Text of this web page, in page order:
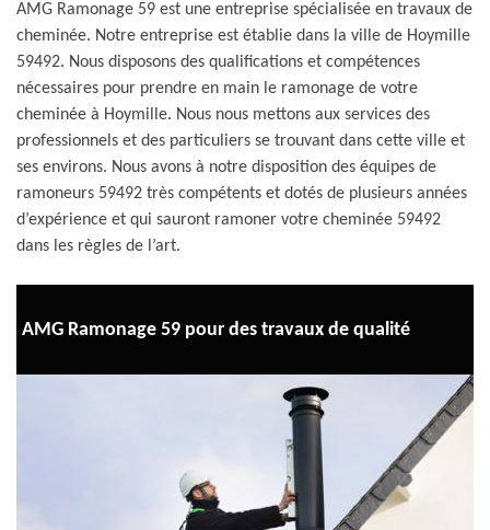
AMG Ramonage 59 est une entreprise spécialisée en travaux de
cheminée. Notre entreprise est établie dans la ville de Hoymille
59492. Nous disposons des qualifications et compétences
nécessaires pour prendre en main le ramonage de votre
cheminée à Hoymille. Nous nous mettons aux services des
professionnels et des particuliers se trouvant dans cette ville et
ses environs. Nous avons à notre disposition des équipes de
ramoneurs 59492 très compétents et dotés de plusieurs années
d’expérience et qui sauront ramoner votre cheminée 59492
dans les règles de l’art.
AMG Ramonage 59 pour des travaux de qualité